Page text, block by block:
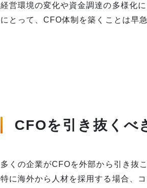
経営環境の変化や資金調達の多様化
にとって、CFO体制を築くことは早
CFOを引き抜くべ
多くの企業がCFOを外部から引き抜
特に海外から人材を採用する場合、